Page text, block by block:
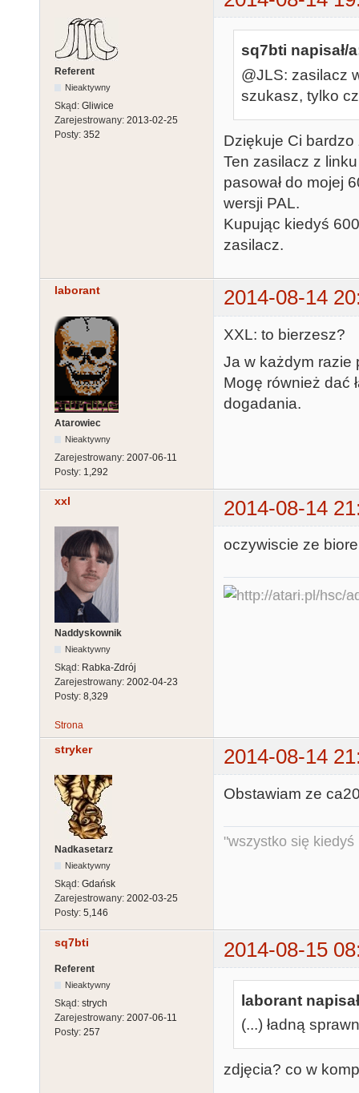
Referent
Nieaktywny
Skąd: Gliwice
Zarejestrowany: 2013-02-25
Posty: 352
sq7bti napisał/
@JLS: zasilacz
szukasz, tylko
Dziękuje Ci
Ten zasilacz z
pasował do mojej
wersji PAL.
Kupując kiedyś
zasilacz.
laborant 2014-08-14
Atarowiec
Nieaktywny
Zarejestrowany: 2007-06-11
Posty: 1,292
XXL: to bierzesz?
Ja w każdym razie
Mogę również dać
dogadania.
xxl 2014-08-14
Naddyskownik
Nieaktywny
Skąd: Rabka-Zdrój
Zarejestrowany: 2002-04-23
Posty: 8,329
oczywiscie ze
Strona
stryker 2014-08-14
Nadkasetarz
Nieaktywny
Skąd: Gdańsk
Zarejestrowany: 2002-03-25
Posty: 5,146
Obstawiam ze
"wszystko się kiedyś
sq7bti 2014-08-15
Referent
Nieaktywny
Skąd: strych
Zarejestrowany: 2007-06-11
Posty: 257
laborant
(...) ładną
zdjęcia? co w